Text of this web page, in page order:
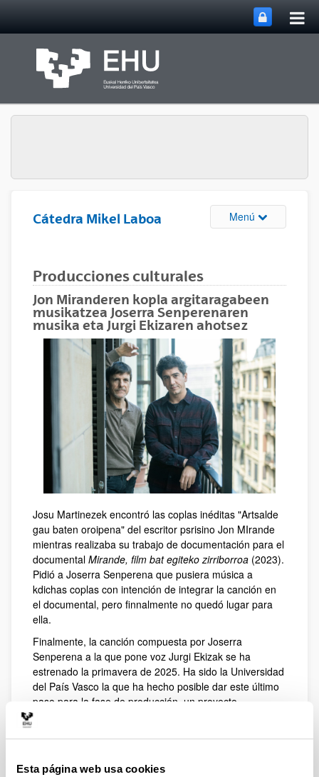
Esta página web usa cookies
Cátedra Mikel Laboa Menú Abrir/cerrar
Producciones culturales
Jon Miranderen kopla argitaragabeen
musikatzea Joserra Senperenaren
musika eta Jurgi Ekizaren ahotsez
Josu Martinezek encontró las coplas inéditas "Artsalde
gau baten oroipena" del escritor psrisino Jon MIrande
mientras realizaba su trabajo de documentación para el
documental Mirande, film bat egiteko zirriborroa (2023).
Pidió a Joserra Senperena que pusiera música a
kdichas coplas con intención de integrar la canción en
el documental, pero finnalmente no quedó lugar para
ella.
Finalmente, la canción compuesta por Joserra
Senperena a la que pone voz Jurgi Ekizak se ha
estrenado la primavera de 2025. Ha sido la Universidad
del País Vasco la que ha hecho posible dar este último
paso para la fase de producción, un proyecto
respaldado por lass cátedras Gabriel Aresti y Mikel